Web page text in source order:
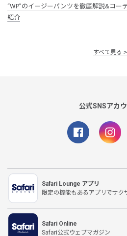
“WP”のイージーパンツを徹底解説&コー
紹介
すべて見る
公式SNSアカ
Safari Lounge アプリ
限定の機能もあるアプリでサク
Safari Online
Safari公式ウェブマガジン